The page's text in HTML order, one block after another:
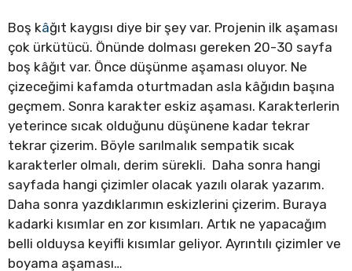
Boş kâğıt kaygısı diye bir şey var. Projenin ilk aşaması
çok ürkütücü. Önünde dolması gereken 20-30 sayfa
boş kâğıt var. Önce düşünme aşaması oluyor. Ne
çizeceğimi kafamda oturtmadan asla kâğıdın başına
geçmem. Sonra karakter eskiz aşaması. Karakterlerin
yeterince sıcak olduğunu düşünene kadar tekrar
tekrar çizerim. Böyle sarılmalık sempatik sıcak
karakterler olmalı, derim sürekli. Daha sonra hangi
sayfada hangi çizimler olacak yazılı olarak yazarım.
Daha sonra yazdıklarımın eskizlerini çizerim. Buraya
kadarki kısımlar en zor kısımları. Artık ne yapacağım
belli olduysa keyifli kısımlar geliyor. Ayrıntılı çizimler ve
boyama aşaması…